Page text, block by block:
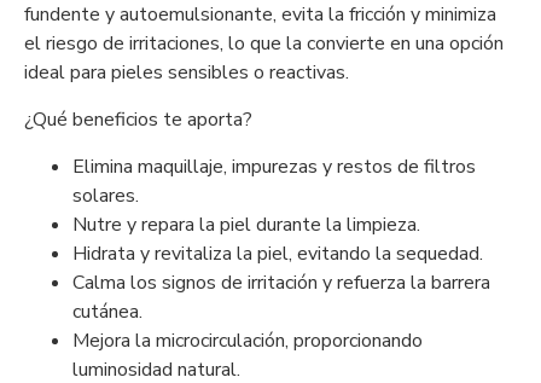
fundente y autoemulsionante, evita la fricción y minimiza
el riesgo de irritaciones, lo que la convierte en una opción
ideal para pieles sensibles o reactivas.
¿Qué beneficios te aporta?
Elimina maquillaje, impurezas y restos de filtros
solares.
Nutre y repara la piel durante la limpieza.
Hidrata y revitaliza la piel, evitando la sequedad.
Calma los signos de irritación y refuerza la barrera
cutánea.
Mejora la microcirculación, proporcionando
luminosidad natural.